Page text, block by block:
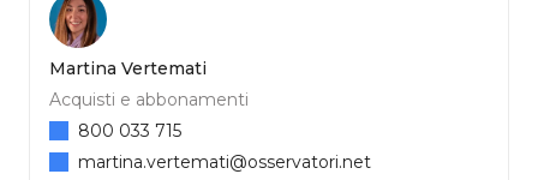
Martina Vertemati
Acquisti e abbonamenti
800 033 715
martina.vertemati@osservatori.net